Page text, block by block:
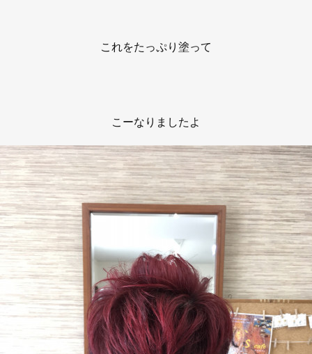
これをたっぷり塗って
こーなりましたよ